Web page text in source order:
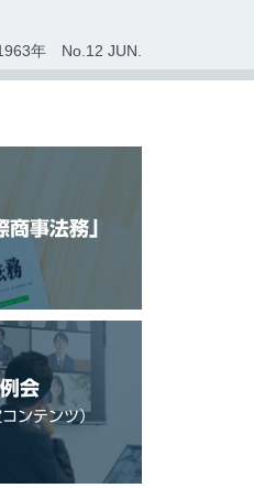
年 No.12 JUN.
商事法務」
会
ンテンツ）